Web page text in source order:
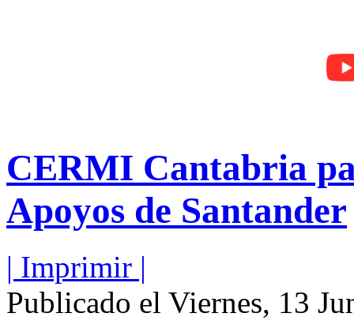
CERMI Cantabria
Apoyos de Santander
| Imprimir |
Publicado el Viernes, 13